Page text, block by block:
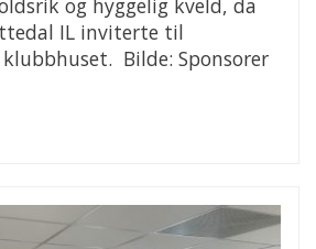
IL inviterte til
Bilde: Sponsorer